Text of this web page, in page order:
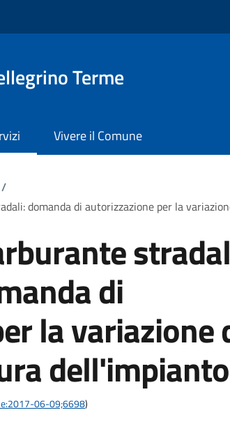
Terme
Vivere il Comune
/
domanda di autorizzazione per la
di
la variazione
dell'impianto
06-09;6698)